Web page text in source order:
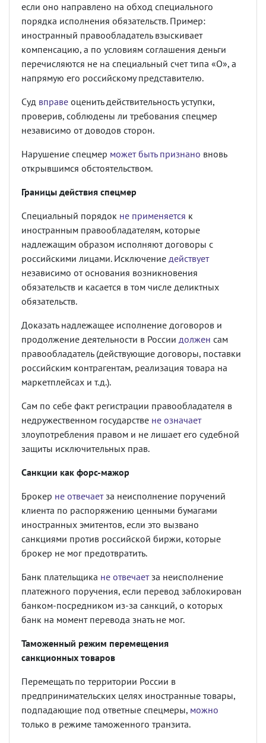
если оно направлено на обход специального
порядка исполнения обязательств. Пример:
иностранный правообладатель взыскивает
компенсацию, а по условиям соглашения деньги
перечисляются не на специальный счет типа «О», а
напрямую его российскому представителю.
Суд вправе оценить действительность уступки,
проверив, соблюдены ли требования спецмер
независимо от доводов сторон.
Нарушение спецмер может быть признано вновь
открывшимся обстоятельством.
Границы действия спецмер
Специальный порядок не применяется к
иностранным правообладателям, которые
надлежащим образом исполняют договоры с
российскими лицами. Исключение действует
независимо от основания возникновения
обязательств и касается в том числе деликтных
обязательств.
Доказать надлежащее исполнение договоров и
продолжение деятельности в России должен сам
правообладатель (действующие договоры, поставки
российским контрагентам, реализация товара на
маркетплейсах и т.д.).
Сам по себе факт регистрации правообладателя в
недружественном государстве не означает
злоупотребления правом и не лишает его судебной
защиты исключительных прав.
Санкции как форс-мажор
Брокер не отвечаетза неисполнение поручений
клиента по распоряжению ценными бумагами
иностранных эмитентов, если это вызвано
санкциями против российской биржи, которые
брокер не мог предотвратить.
Банк плательщика не отвечаетза неисполнение
платежного поручения, если перевод заблокирован
банком-посредником из-за санкций, о которых
банк на момент перевода знать не мог.
Таможенный режим перемещения
санкционных товаров
Перемещать по территории России в
предпринимательских целях иностранные товары,
подпадающие под ответные спецмеры, можно
только в режиме таможенного транзита.